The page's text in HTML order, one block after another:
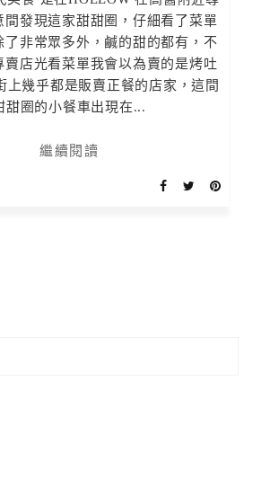
間發現這家甜甜圈，仔細看了菜單
了非常眾多外，鹹的甜的都有，不
賣店光看菜單我會以為賣的是烤吐
上幾乎都是販賣正餐的店家，這間
甜圈的小餐車出現在...
繼續閱讀